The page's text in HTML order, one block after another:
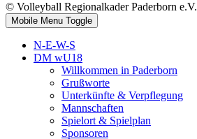
© Volleyball Regionalkader Paderborn e.V.
Mobile Menu Toggle
N-E-W-S
DM wU18
Willkommen in Paderborn
Grußworte
Unterkünfte & Verpflegung
Mannschaften
Spielort & Spielplan
Sponsoren